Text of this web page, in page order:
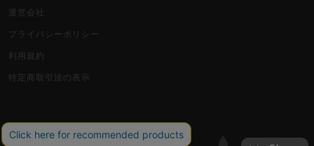
運営会社
プライバシーポリシー
利用規約
特定商取引法の表示